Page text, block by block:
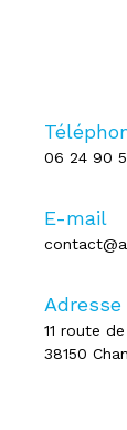
06 24 90
E-mail
Adresse
11 route
38150